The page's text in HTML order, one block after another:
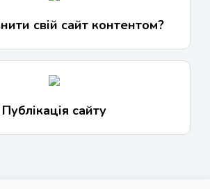
свій сайт контентом?
Публікація сайту